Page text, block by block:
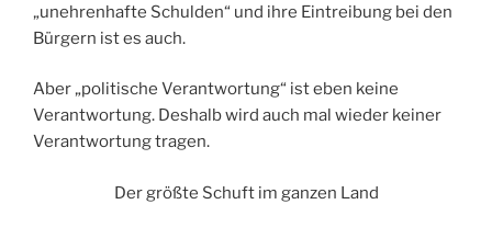
„unehrenhafte Schulden“ und ihre Eintreibung bei den
Bürgern ist es auch.
Aber „politische Verantwortung“ ist eben keine
Verantwortung. Deshalb wird auch mal wieder keiner
Verantwortung tragen.
Der größte Schuft im ganzen Land